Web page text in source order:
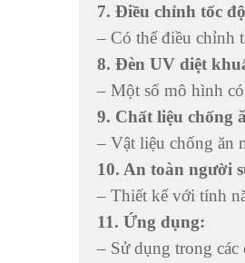
7. Điều chỉnh tốc
– Có thể điều chỉnh
8. Đèn UV diệt
– Một số mô hình
9. Chất liệu chống
– Vật liệu chống ăn
10. An toàn người
– Thiết kế với tính
11. Ứng dụng:
– Sử dụng trong